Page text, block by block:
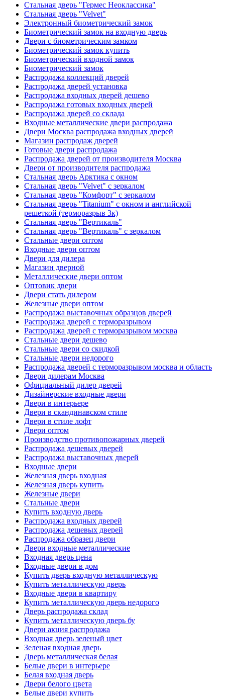
Стальная дверь "Гермес Неоклассика"
Стальная дверь "Velvet"
Электронный биометрический замок
Биометрический замок на входную дверь
Двери с биометрическим замком
Биометрический замок купить
Биометрический входной замок
Биометрический замок
Распродажа коллекций дверей
Распродажа дверей установка
Распродажа входных дверей дешево
Распродажа готовых входных дверей
Распродажа дверей со склада
Входные металлические двери распродажа
Двери Москва распродажа входных дверей
Магазин распродаж дверей
Готовые двери распродажа
Распродажа дверей от производителя Москва
Двери от производителя распродажа
Стальная дверь Арктика с окном
Стальная дверь "Velvet" с зеркалом
Стальная дверь "Комфорт" с зеркалом
Стальная дверь "Titanium" с окном и английской
решеткой (терморазрыв 3к)
Стальная дверь "Вертикаль"
Стальная дверь "Вертикаль" с зеркалом
Стальные двери оптом
Входные двери оптом
Двери для дилера
Магазин дверной
Металлические двери оптом
Оптовик двери
Двери стать дилером
Железные двери оптом
Распродажа выставочных образцов дверей
Распродажа дверей с терморазрывом
Распродажа дверей с терморазрывом москва
Стальные двери дешево
Стальные двери со скидкой
Стальные двери недорого
Распродажа дверей с терморазрывом москва и область
Двери дилерам Москва
Официальный дилер дверей
Дизайнерские входные двери
Двери в интерьере
Двери в скандинавском стиле
Двери в стиле лофт
Двери оптом
Производство противопожарных дверей
Распродажа дешевых дверей
Распродажа выставочных дверей
Входные двери
Железная дверь входная
Железная дверь купить
Железные двери
Стальные двери
Купить входную дверь
Распродажа входных дверей
Распродажа дешевых дверей
Распродажа образец двери
Двери входные металлические
Входная дверь цена
Входные двери в дом
Купить дверь входную металлическую
Купить металлическую дверь
Входные двери в квартиру
Купить металлическую дверь недорого
Дверь распродажа склад
Купить металлическую дверь бу
Двери акция распродажа
Входная дверь зеленый цвет
Зеленая входная дверь
Дверь металлическая белая
Белые двери в интерьере
Белая входная дверь
Двери белого цвета
Белые двери купить